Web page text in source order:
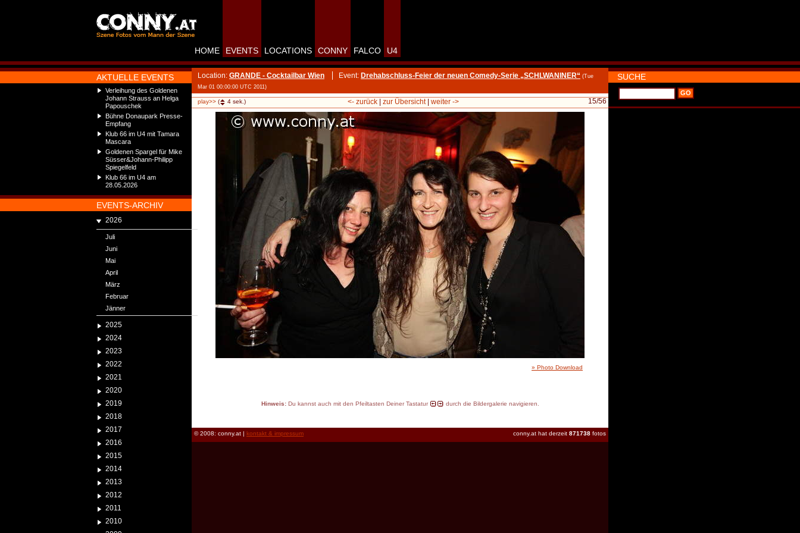
AKTUELLE EVENTS
Verleihung des Goldenen
Johann Strauss an Helga
Papouschek
Bühne Donaupark Presse-
Empfang
Klub 66 im U4 mit Tamara
Mascara
Goldenen Spargel für Mike
Süsser&Johann-Philipp
Spiegelfeld
Klub 66 im U4 am
28.05.2026
EVENTS-ARCHIV
2026
Juli
Juni
Mai
April
März
Februar
Jänner
2025
2024
2023
2022
2021
2020
2019
2018
2017
2016
2015
2014
2013
2012
2011
2010
HOME EVENTS LOCATIONS CONNY FALCO U4
Location: GRANDE - Cocktailbar Wien Event: Drehabschluss-Feier der neuen Comedy-Serie „SCHLWANINER“ (Tue
Mar 01 00:00:00 UTC 2011)
play>> ( 4 sek.) 15/56
<- zurück| zur Übersicht| weiter ->
» Photo Download
Hinweis:Du kannst auch mit den Pfeiltasten Deiner Tastatur durch die Bildergalerie navigieren.
conny.at hat derzeit 871738 fotos
© 2008: conny.at | kontakt & impressum
SUCHE